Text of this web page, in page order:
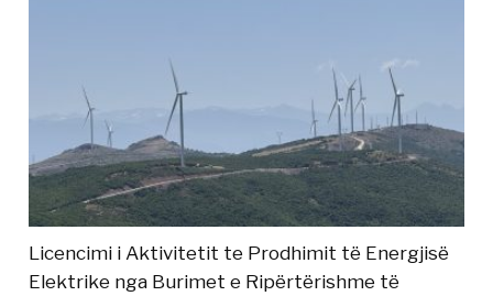
Licencimi i Aktivitetit te Prodhimit të Energjisë
Elektrike nga Burimet e Ripërtërishme të